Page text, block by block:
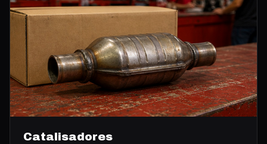
Catalisadores